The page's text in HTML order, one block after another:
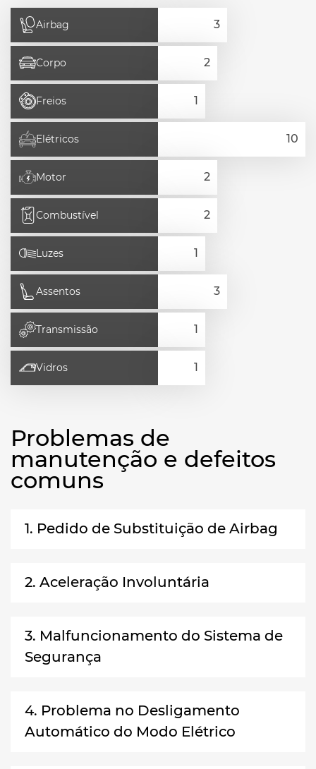
Airbag
Corpo
Freios
Elétricos
Motor
Combustível
Luzes
Assentos
Transmissão
Vidros
Problemas de
manutenção e defeitos
comuns
1. Pedido de Substituição de Airbag
2. Aceleração Involuntária
3. Malfuncionamento do Sistema de
Segurança
4. Problema no Desligamento
Automático do Modo Elétrico